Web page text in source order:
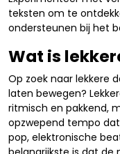
teksten om te
ondersteunen bij het
Wat is
Op zoek naar lekkere
laten bewegen?
ritmisch en pakkend,
opzwepend tempo
pop, elektronische